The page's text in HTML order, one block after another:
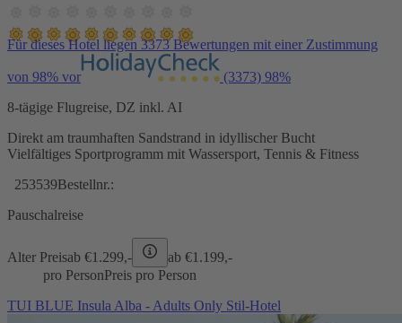
Für dieses Hotel liegen 3373 Bewertungen mit einer Zustimmung
von 98% vor (3373) 98%
8-tägige Flugreise, DZ inkl. AI
Direkt am traumhaften Sandstrand in idyllischer Bucht
Vielfältiges Sportprogramm mit Wassersport, Tennis & Fitness
253539Bestellnr.:
Pauschalreise
Alter Preisab €1.299,- ab €1.199,-
pro PersonPreis pro Person
TUI BLUE Insula Alba - Adults Only Stil-Hotel